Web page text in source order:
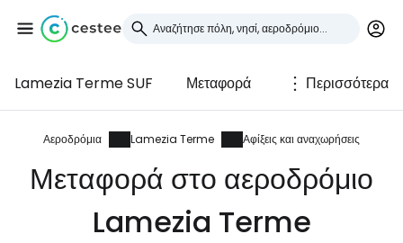
Lamezia Terme SUF Μεταφορά Περισσότερα
Αεροδρόμια Lamezia Terme Αφίξεις και αναχωρήσεις
Μεταφορά στο αεροδρόμιο
Lamezia Terme
Συνδεθείτε στο Cestee
... η παγκόσμια ταξιδιωτική κοινότητα
Συνεχίστε με την Google